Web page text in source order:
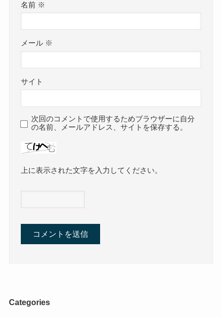
名前 ※
メール ※
サイト
次回のコメントで使用するためブラウザーに自分
の名前、メールアドレス、サイトを保存する。
上に表示された文字を入力してください。
Categories